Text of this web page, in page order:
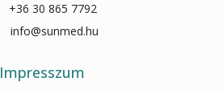
+36 30 865 7792
info@sunmed.hu
Impresszum